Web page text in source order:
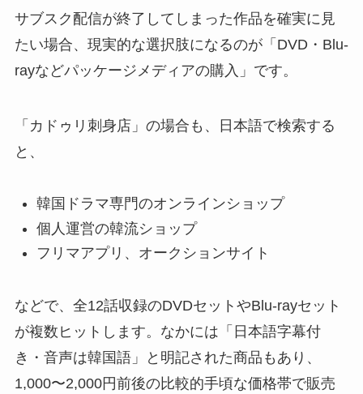
サブスク配信が終了してしまった作品を確実に見
たい場合、現実的な選択肢になるのが「DVD・Blu-
rayなどパッケージメディアの購入」です。
「カドゥリ刺身店」の場合も、日本語で検索する
と、
韓国ドラマ専門のオンラインショップ
個人運営の韓流ショップ
フリマアプリ、オークションサイト
などで、全12話収録のDVDセットやBlu-rayセット
が複数ヒットします。なかには「日本語字幕付
き・音声は韓国語」と明記された商品もあり、
1,000〜2,000円前後の比較的手頃な価格帯で販売